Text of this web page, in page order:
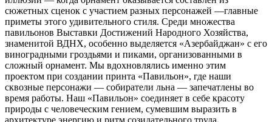
сюжетных сценок с участием разных персонажей —главные
приметы этого удивительного стиля. Среди множества
павильонов Выставки Достижений Народного Хозяйства,
знаменитой ВДНХ, особенно выделяется «Азербайджан» с его
виноградными гроздьями и пиками, организованными в
сложный орнамент. Мы вдохновлялись именно этим
проектом при создании принта «Павильон», где наши
сквозные персонажи — собиратели льна — запечатлены во
время работы. Наш «Павильон» соединяет в себе красоту
природы с человеческим гением, сумевшим выразить в
архитектуре энергию и ритм созидательного труда.